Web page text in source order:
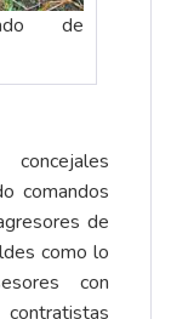
de
comandos
de
como lo
con